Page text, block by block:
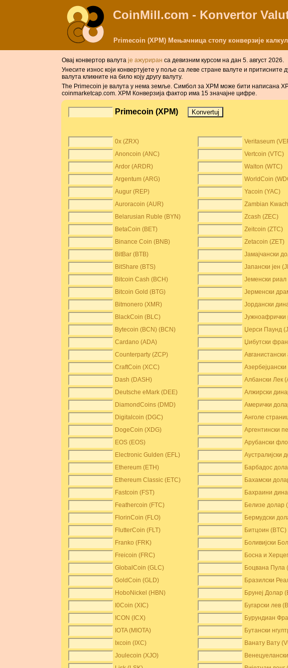
CoinMill.com - Konvertor
Primecoin (XPM) Мењачница стопу конверзије
Овај конвертор валута је aжуриран сa дeвизним курсом нa дaн 5. август 2026.
Унесите износ који конвертујете у поље са леве стране валуте и
валута кликните на било коју другу валуту.
The Primecoin је валута у нема земље. Симбол за XPM може бити написана
coinmarketcap.com. XPM Конверзија фактор има 15 значајне цифре.
Primecoin (XPM)
0x (ZRX) Veritaseum
Anoncoin (ANC)
Vertcoin (VTC)
Ardor (ARDR)
Walton (WTC)
Argentum (ARG)
WorldCoin
Augur (REP)
Yacoin (YAC)
Auroracoin (AUR)
Zambian
Belarusian Ruble (BYN)
Zcash (ZEC)
BetaCoin (BET)
Zeitcoin (ZTC)
Binance Coin (BNB)
Zetacoin (ZET)
BitBar (BTB)
Јамајчански
BitShare (BTS)
Јапански јен
Bitcoin Cash (BCH)
Јеменски риал
Bitcoin Gold (BTG)
Јерменски
Bitmonero (XMR)
Јордански
BlackCoin (BLC)
Јужноафрички
Bytecoin (BCN) (BCN)
Џерси Паунд
Cardano (ADA)
Џибутски
Counterparty (ZCP)
CraftCoin (XCC)
Dash (DASH)
Албански Лек
Deutsche eMark (DEE)
Алжирски
DiamondCoins (DMD)
Амерички
Digitalcoin (DGC)
Анголе
DogeCoin (XDG)
Аргентински
EOS (EOS)
Арубански
Electronic Gulden (EFL)
Аустралијски
Ethereum (ETH)
Барбадос
Ethereum Classic (ETC)
Бахамски
Fastcoin (FST)
Бахраини
Feathercoin (FTC)
Белизе долар
FlorinCoin (FLO)
Бермудски
FlutterCoin (FLT)
Битцоин (BTC)
Franko (FRK)
Боливијски
Freicoin (FRC)
Босна и
GlobalCoin (GLC)
Боцвана Пула
GoldCoin (GLD)
Бразилски
HoboNickel (HBN)
Брунеј Долар
I0Coin (XIC)
Бугарски лев
ICON (ICX)
Бурундиан
IOTA (MIOTA)
Бутански
Ixcoin (IXC)
Ванату Вату
Joulecoin (XJO)